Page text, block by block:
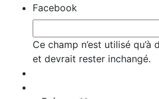
Facebook
Ce champ n’est utilisé
et devrait rester inchangé.